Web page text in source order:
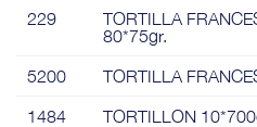
229
TORTILLA
80*75gr.
5200 TORTILLA
1484 TORTILLON